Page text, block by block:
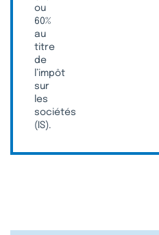
ou
60%
au
titre
de
l’impôt
sur
les
sociétés
(IS).